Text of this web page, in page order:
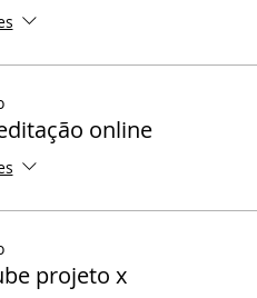
online
projeto x